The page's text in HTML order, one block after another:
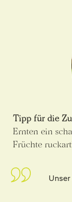
Tipp für die
Ernten ein
Früchte